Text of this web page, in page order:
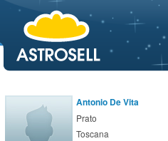
Antonio De Vita
Prato
Toscana